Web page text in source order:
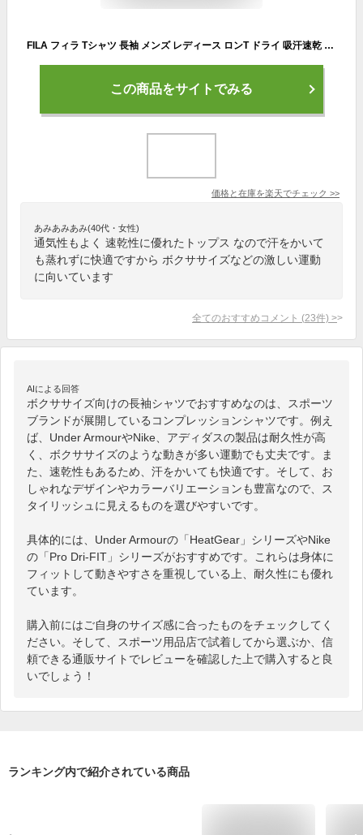
FILA フィラ Tシャツ 長袖 メンズ レディース ロンT ドライ 吸汗速乾 綿混 スポーツ ブランド 無地 ワンポイント ロゴ トップス カットソー シンプル おしゃれ クルーネック 春 秋 韓国 黒 白 紺 大きいサイズ M L LL 3L 2025ss karlas
この商品をサイトでみる
価格と在庫を楽天でチェック >>
あみあみあみ(40代・女性)
通気性もよく 速乾性に優れたトップス なので汗をかいて
も蒸れずに快適ですから ボクササイズなどの激しい運動
に向いています
全てのおすすめコメント (23件) >
AIによる回答
ボクササイズ向けの長袖シャツでおすすめなのは、スポーツ
ブランドが展開しているコンプレッションシャツです。例え
ば、Under ArmourやNike、アディダスの製品は耐久性が高
く、ボクササイズのような動きが多い運動でも丈夫です。ま
た、速乾性もあるため、汗をかいても快適です。そして、お
しゃれなデザインやカラーバリエーションも豊富なので、ス
タイリッシュに見えるものを選びやすいです。
具体的には、Under Armourの「HeatGear」シリーズやNike
の「Pro Dri-FIT」シリーズがおすすめです。これらは身体に
フィットして動きやすさを重視している上、耐久性にも優れ
ています。
購入前にはご自身のサイズ感に合ったものをチェックしてく
ださい。そして、スポーツ用品店で試着してから選ぶか、信
頼できる通販サイトでレビューを確認した上で購入すると良
いでしょう！
ランキング内で紹介されている商品